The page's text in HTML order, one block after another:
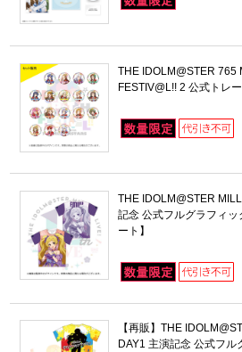
THE IDOLM@STER 765
FESTIV@L!! 2 公式トレ
THE IDOLM@STER
記念 公式フルグラフィ
ート】
【再販】THE
DAY1 主演記念 公式フル